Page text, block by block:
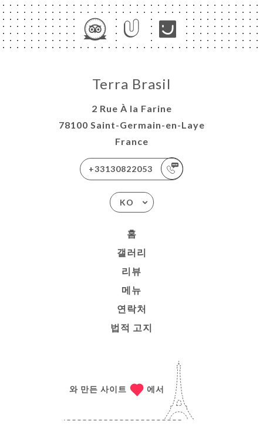
Terra Brasil
2 Rue À la Farine
78100 Saint-Germain-en-Laye
France
+33130822053
KO
홈
갤러리
리뷰
메뉴
연락처
법적 고지
와 만든 사이트 에서